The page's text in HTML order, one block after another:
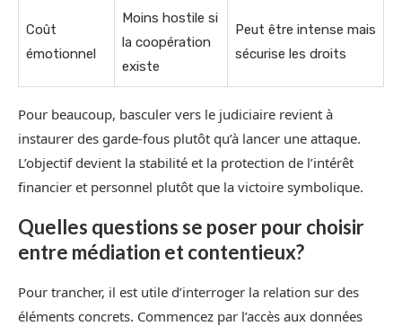
Coût
émotionnel
Moins hostile si
la coopération
existe
Peut être intense mais
sécurise les droits
Pour beaucoup, basculer vers le judiciaire revient à
instaurer des garde-fous plutôt qu’à lancer une attaque.
L’objectif devient la stabilité et la protection de l’intérêt
financier et personnel plutôt que la victoire symbolique.
Quelles questions se poser pour choisir
entre médiation et contentieux?
Pour trancher, il est utile d’interroger la relation sur des
éléments concrets. Commencez par l’accès aux données